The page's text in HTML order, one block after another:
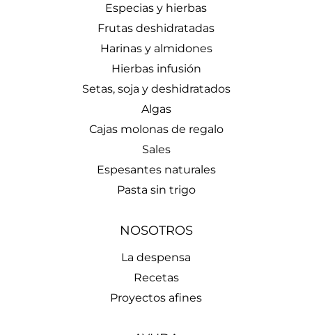
Especias y hierbas
Frutas deshidratadas
Harinas y almidones
Hierbas infusión
Setas, soja y deshidratados
Algas
Cajas molonas de regalo
Sales
Espesantes naturales
Pasta sin trigo
NOSOTROS
La despensa
Recetas
Proyectos afines